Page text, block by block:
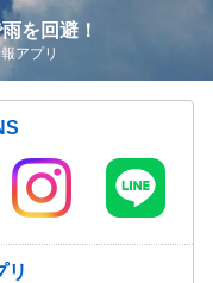
を回避！
アプリ
リ